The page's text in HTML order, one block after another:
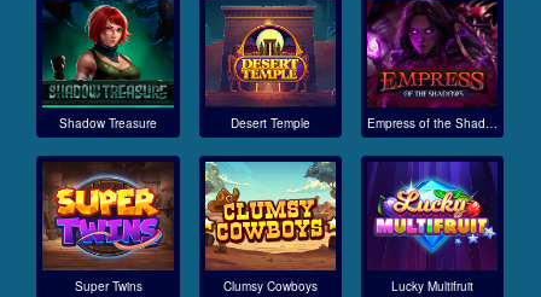
Shadow Treasure Desert Temple Empress of the Shadows
Super Twins Clumsy Cowboys Lucky Multifruit